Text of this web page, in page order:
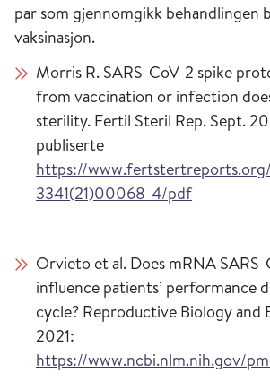
par som gjennomgikk behandlingen
vaksinasjon.
Morris R. SARS-CoV-2 spike
from vaccination or infection
sterility. Fertil Steril Rep. Sept.
publiserte
https://
3341(21)00068-4/pdf
Orvieto et al. Does mRNA
influence patients’ performance
cycle? Reproductive Biology and
2021:
https://www.ncbi.nlm.nih.gov/